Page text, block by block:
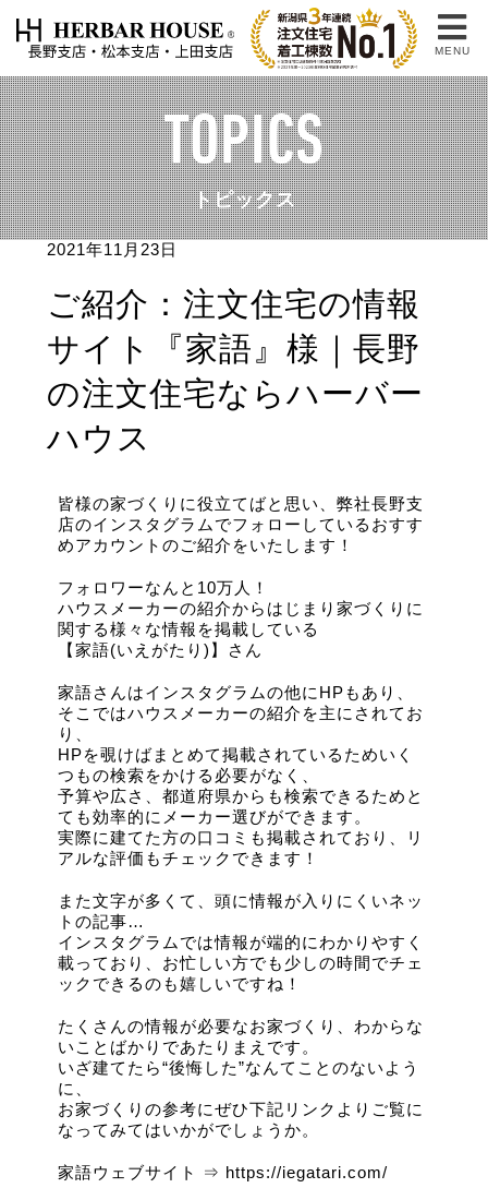
MENU
TOPICS
トピックス
2021年11月23日
ご紹介：注文住宅の情報
サイト『家語』様｜長野
の注文住宅ならハーバー
ハウス
皆様の家づくりに役立てばと思い、弊社長野支
店のインスタグラムでフォローしているおすす
めアカウントのご紹介をいたします！
フォロワーなんと10万人！
ハウスメーカーの紹介からはじまり家づくりに
関する様々な情報を掲載している
【家語(いえがたり)】さん
家語さんはインスタグラムの他にHPもあり、
そこではハウスメーカーの紹介を主にされてお
り、
HPを覗けばまとめて掲載されているためいく
つもの検索をかける必要がなく、
予算や広さ、都道府県からも検索できるためと
ても効率的にメーカー選びができます。
実際に建てた方の口コミも掲載されており、リ
アルな評価もチェックできます！
また文字が多くて、頭に情報が入りにくいネッ
トの記事…
インスタグラムでは情報が端的にわかりやすく
載っており、お忙しい方でも少しの時間でチェ
ックできるのも嬉しいですね！
たくさんの情報が必要なお家づくり、わからな
いことばかりであたりまえです。
いざ建てたら“後悔した”なんてことのないよう
に、
お家づくりの参考にぜひ下記リンクよりご覧に
なってみてはいかがでしょうか。
家語ウェブサイト ⇒ https://iegatari.com/